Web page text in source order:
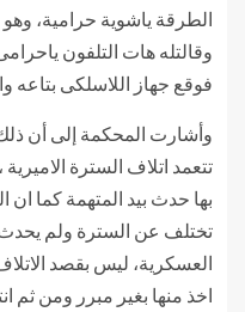
الطرقة ياشوية حرامية،
وقالتله هات التلفون
فوقع جهاز اللاسلكى بتاعه
وأشارت المحكمة إلى أن
تتعمد اتلاف السترة
بها حدث بيد المتهمة كما ان
تختلف عن السترة ولم يحدث
العسكرية، ليس بقصد
اخذ منها بغير مبرر ومن ثم